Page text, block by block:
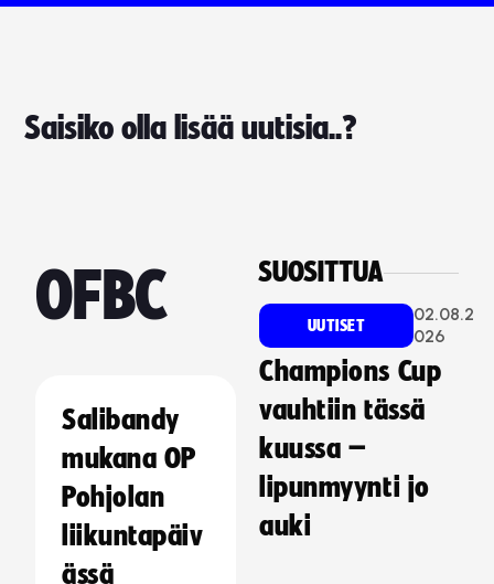
Saisiko olla lisää uutisia..?
OFBC
Salibandy
mukana OP
Pohjolan
liikuntapäiv
ässä
SUOSITTUA
UUTISET
02.08.2
026
Champions Cup
vauhtiin tässä
kuussa –
lipunmyynti jo
auki